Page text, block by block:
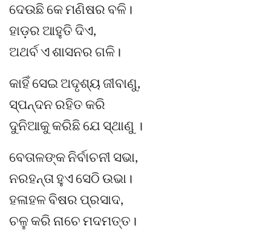
ଦେଉଛି କେ ମଣିଷର ବଳି।
ହାଡ଼ର ଆହୁତି ଦିଏ,
ଅଥର୍ବ ଏ ଶାସନର ଗଳି।
କାହିଁ ସେଇ ଅଦୃଶ୍ୟ ଜୀବାଣୁ,
ସ୍ପନ୍ଦନ ରହିତ କରି
ଦୁନିଆକୁ କରିଛି ଯେ ସ୍ଥାଣୁ ।
ବେତାଳଙ୍କ ନିର୍ବାଚନୀ ସଭା,
ନରହନ୍ତା ହୁଏ ସେଠି ଉଭା।
ହଳାହଳ ବିଷର ପ୍ରସାଦ,
ଚଳୁ କରି ନାଚେ ମଦମତ୍ତ।